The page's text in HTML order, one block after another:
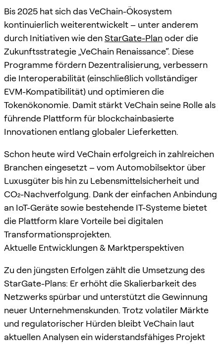
Bis 2025 hat sich das VeChain-Ökosystem
kontinuierlich weiterentwickelt – unter anderem
durch Initiativen wie denStarGate-Planoder die
Zukunftsstrategie „VeChain Renaissance“. Diese
Programme fördern Dezentralisierung, verbessern
die Interoperabilität (einschließlich vollständiger
EVM-Kompatibilität) und optimieren die
Tokenökonomie. Damit stärkt VeChain seine Rolle als
führende Plattform für blockchainbasierte
Innovationen entlang globaler Lieferketten.
Schon heute wird VeChain erfolgreich in zahlreichen
Branchen eingesetzt – vom Automobilsektor über
Luxusgüter bis hin zu Lebensmittelsicherheit und
CO₂-Nachverfolgung. Dank der einfachen Anbindung
an IoT-Geräte sowie bestehende IT-Systeme bietet
die Plattform klare Vorteile bei digitalen
Transformationsprojekten.
Aktuelle Entwicklungen & Marktperspektiven
Zu den jüngsten Erfolgen zählt die Umsetzung des
StarGate-Plans: Er erhöht die Skalierbarkeit des
Netzwerks spürbar und unterstützt die Gewinnung
neuer Unternehmenskunden. Trotz volatiler Märkte
und regulatorischer Hürden bleibt VeChain laut
aktuellen Analysen ein widerstandsfähiges Projekt